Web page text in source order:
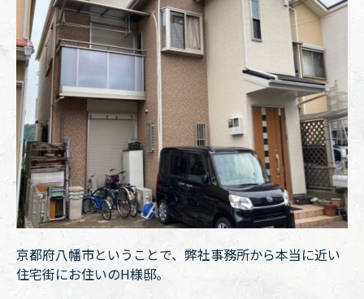
京都府八幡市ということで、弊社事務所から本当に近い
住宅街にお住いのH様邸。